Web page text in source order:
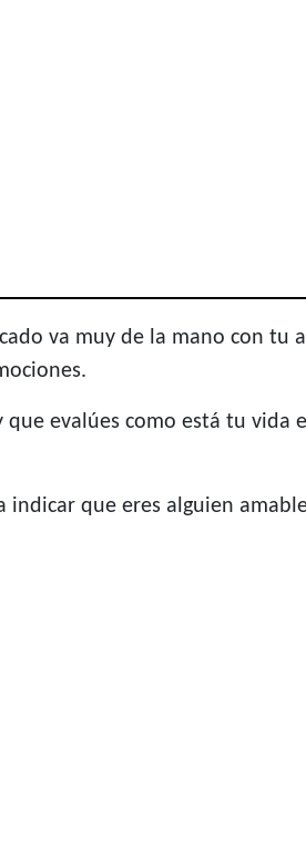
va muy de la mano con tu
evalúes como está tu
que eres alguien